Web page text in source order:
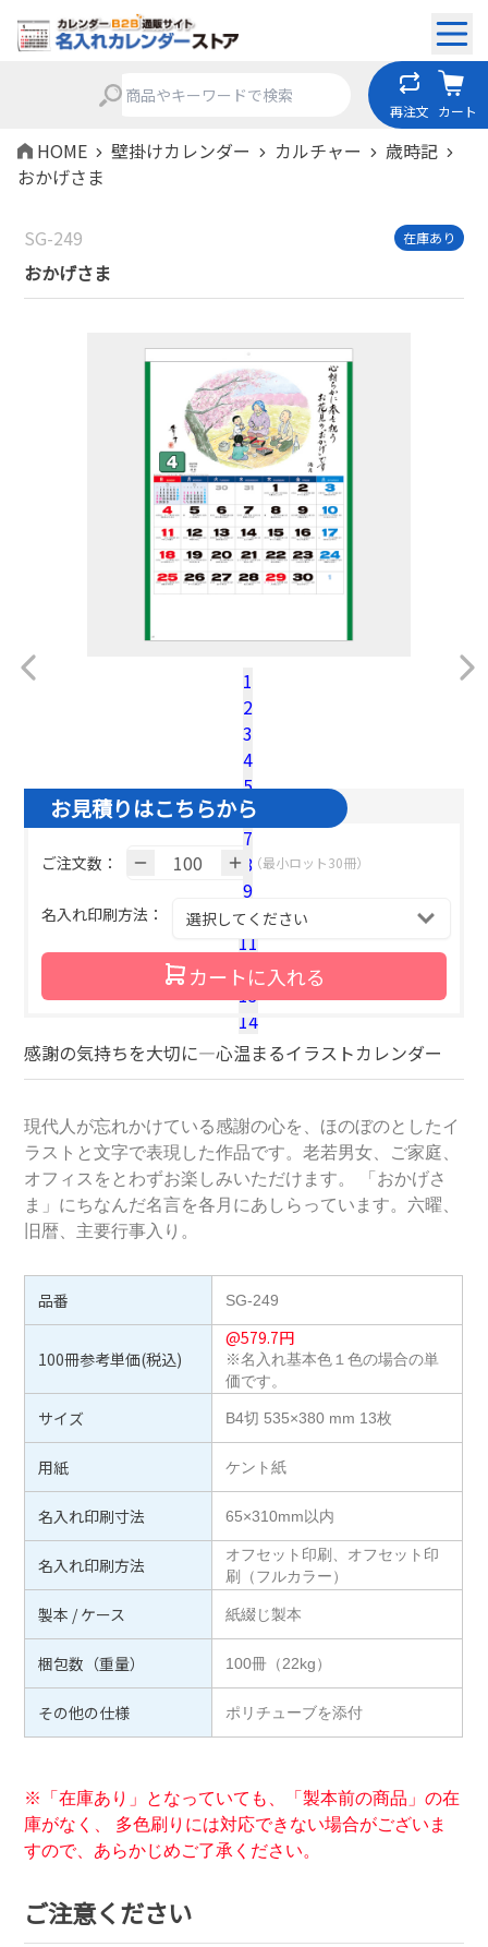
再注文 カート
HOME 壁掛けカレンダー カルチャー
歳時記
おかげさま
SG-249 在庫あり
おかげさま
1
2
3
4
5
6
7
8
9
10
11
12
13
14
税込100冊参考単価：
名入れ基本色１色の場合の単価です。
お見積りはこちらから
ご注文数： （最小ロット30冊）
名入れ印刷方法：
カートに入れる
感謝の気持ちを大切に―心温まるイラストカレンダー
現代人が忘れかけている感謝の心を、ほのぼのとしたイ
ラストと文字で表現した作品です。老若男女、ご家庭、
オフィスをとわずお楽しみいただけます。 「おかげさ
ま」にちなんだ名言を各月にあしらっています。六曜、
旧暦、主要行事入り。
品番 SG-249
100冊参考単価(税込)
@579.7円
※名入れ基本色１色の場合の単
価です。
サイズ B4切 535×380 mm 13枚
用紙 ケント紙
名入れ印刷寸法 65×310mm以内
名入れ印刷方法
オフセット印刷、オフセット印
刷（フルカラー）
製本 / ケース 紙綴じ製本
梱包数（重量） 100冊（22kg）
その他の仕様 ポリチューブを添付
※「在庫あり」となっていても、「製本前の商品」の在
庫がなく、 多色刷りには対応できない場合がございま
すので、あらかじめご了承ください。
ご注意ください